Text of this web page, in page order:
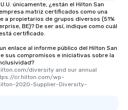
únicamente, ¿están el Hilton San
matriz certificados como una
a propietarios de grupos diversos (51%
BE)? De ser así, indique como cuál
certificado.
enlace al informe público del Hilton San
sus compromisos e iniciativas sobre la
diversity and our annual
cr.hilton.com/wp-
2020-Supplier-Diversity-